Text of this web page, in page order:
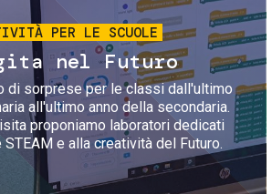
PER LE SCUOLE
nel Futuro
di sorprese per le classi dall'ultimo
all'ultimo anno della secondaria.
proponiamo laboratori dedicati
e alla creatività del Futuro.